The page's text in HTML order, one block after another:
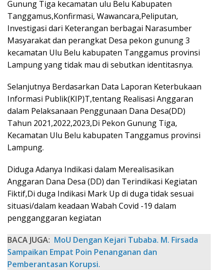
Gunung Tiga kecamatan ulu Belu Kabupaten
Tanggamus,Konfirmasi, Wawancara,Peliputan,
Investigasi dari Keterangan berbagai Narasumber
Masyarakat dan perangkat Desa pekon gunung 3
kecamatan Ulu Belu kabupaten Tanggamus provinsi
Lampung yang tidak mau di sebutkan identitasnya.
Selanjutnya Berdasarkan Data Laporan Keterbukaan
Informasi Publik(KIP)T,tentang Realisasi Anggaran
dalam Pelaksanaan Penggunaan Dana Desa(DD)
Tahun 2021,2022,2023,Di Pekon Gunung Tiga,
Kecamatan Ulu Belu kabupaten Tanggamus provinsi
Lampung.
Diduga Adanya Indikasi dalam Merealisasikan
Anggaran Dana Desa (DD) dan Terindikasi Kegiatan
Fiktif,Di duga Indikasi Mark Up di duga tidak sesuai
situasi/dalam keadaan Wabah Covid -19 dalam
pengganggaran kegiatan
BACA JUGA: MoU Dengan Kejari Tubaba. M. Firsada
Sampaikan Empat Poin Penanganan dan
Pemberantasan Korupsi.